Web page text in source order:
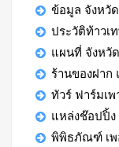
ข้อมูล จังหวั
ประวัติท้าวเ
แผนที่ จังหวั
ร้านของฝาก
ทัวร์ ฟาร์มเพ
แหล่งช๊อปปิ้ง
พิพิธภัณฑ์ เพ